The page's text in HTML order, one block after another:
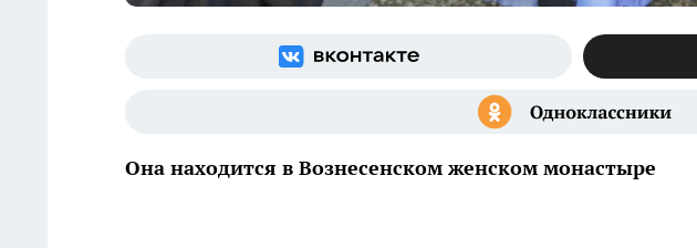
Она находится в Вознесенском женском монастыре